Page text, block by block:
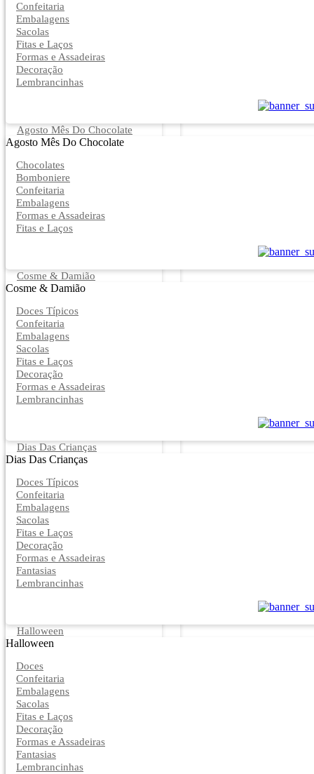
Confeitaria
Embalagens
Sacolas
Fitas e Laços
Formas e Assadeiras
Decoração
Lembrancinhas
Agosto Mês Do Chocolate
Agosto Mês Do Chocolate
Chocolates
Bomboniere
Confeitaria
Embalagens
Formas e Assadeiras
Fitas e Laços
Cosme & Damião
Cosme & Damião
Doces Típicos
Confeitaria
Embalagens
Sacolas
Fitas e Laços
Decoração
Formas e Assadeiras
Lembrancinhas
Dias Das Crianças
Dias Das Crianças
Doces Típicos
Confeitaria
Embalagens
Sacolas
Fitas e Laços
Decoração
Formas e Assadeiras
Fantasias
Lembrancinhas
Halloween
Halloween
Doces
Confeitaria
Embalagens
Sacolas
Fitas e Laços
Decoração
Formas e Assadeiras
Fantasias
Lembrancinhas